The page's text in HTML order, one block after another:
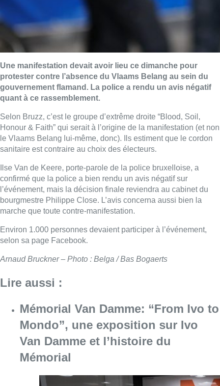
Une manifestation devait avoir lieu ce dimanche pour
protester contre l’absence du Vlaams Belang au sein du
gouvernement flamand. La police a rendu un avis négatif
quant à ce rassemblement.
Selon Bruzz, c’est le groupe d’extrême droite “Blood, Soil,
Honour & Faith” qui serait à l’origine de la manifestation (et non
le Vlaams Belang lui-même, donc). Ils estiment que le cordon
sanitaire est contraire au choix des électeurs.
Ilse Van de Keere, porte-parole de la police bruxelloise, a
confirmé que la police a bien rendu un avis négatif sur
l’événement, mais la décision finale reviendra au cabinet du
bourgmestre Philippe Close. L’avis concerna aussi bien la
marche que toute contre-manifestation.
Environ 1.000 personnes devaient participer à l’événement,
selon sa page Facebook.
Arnaud Bruckner – Photo : Belga / Bas Bogaerts
Lire aussi :
Mémorial Van Damme: “From Ivo to
Mondo”, une exposition sur Ivo
Van Damme et l’histoire du
Mémorial